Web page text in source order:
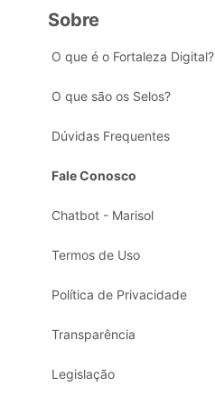
Sobre
O que é o Fortaleza Digital?
O que são os Selos?
Dúvidas Frequentes
Fale Conosco
Chatbot - Marisol
Termos de Uso
Política de Privacidade
Transparência
Legislação